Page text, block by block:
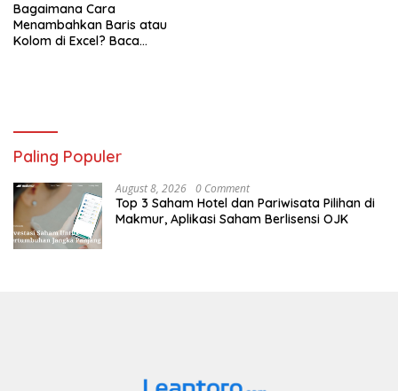
Bagaimana Cara
Menambahkan Baris atau
Kolom di Excel? Baca
Paling Populer
August 8, 2026 0 Comment
Top 3 Saham Hotel dan Pariwisata Pilihan di
Makmur, Aplikasi Saham Berlisensi OJK